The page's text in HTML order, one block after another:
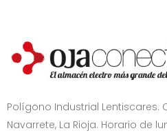
Polígono Industrial Lentiscares.
Navarrete, La Rioja. Horario de